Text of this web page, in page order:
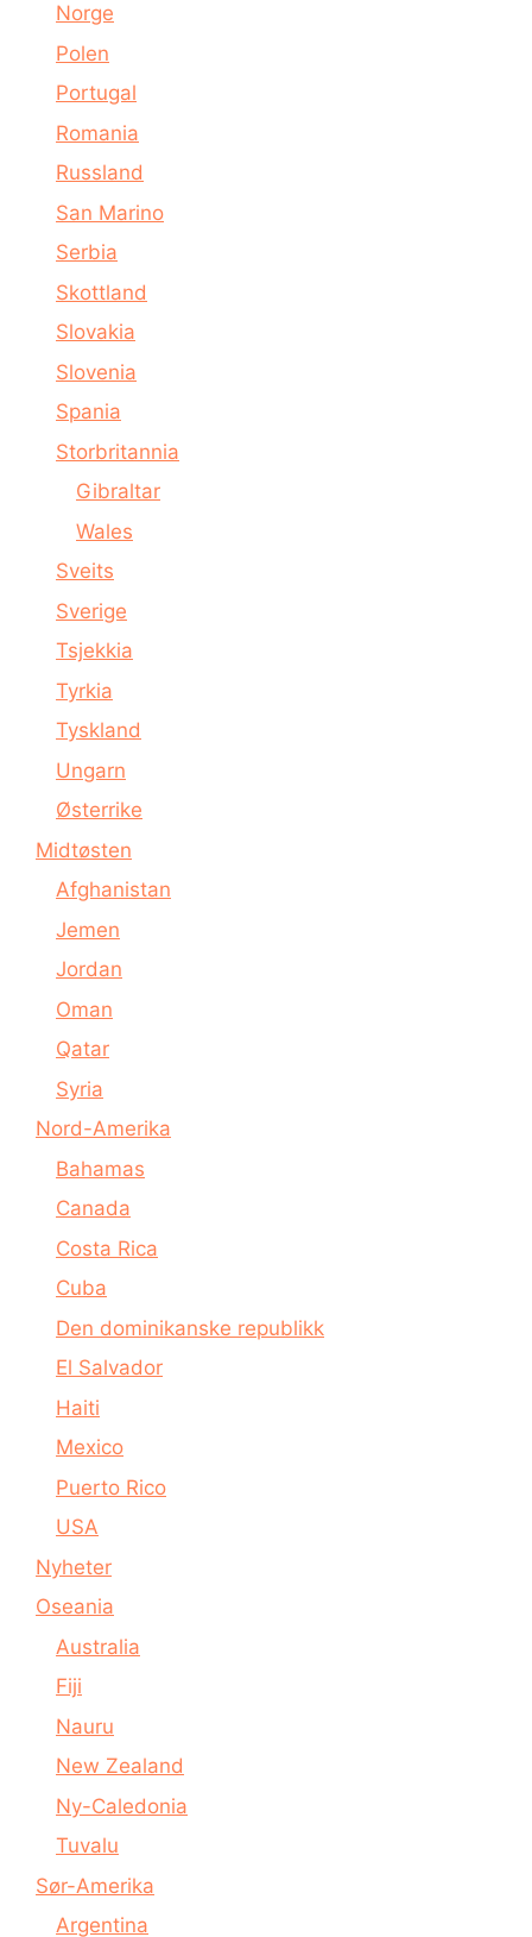
Norge
Polen
Portugal
Romania
Russland
San Marino
Serbia
Skottland
Slovakia
Slovenia
Spania
Storbritannia
Gibraltar
Wales
Sveits
Sverige
Tsjekkia
Tyrkia
Tyskland
Ungarn
Østerrike
Midtøsten
Afghanistan
Jemen
Jordan
Oman
Qatar
Syria
Nord-Amerika
Bahamas
Canada
Costa Rica
Cuba
Den dominikanske republikk
El Salvador
Haiti
Mexico
Puerto Rico
USA
Nyheter
Oseania
Australia
Fiji
Nauru
New Zealand
Ny-Caledonia
Tuvalu
Sør-Amerika
Argentina